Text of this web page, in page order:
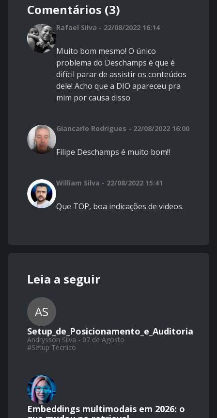
Comentários (3)
Rafael Silva - 22/08/2022 16:14
Muito bom mesmo! O único
problema do Deschamps é que é
difícil parar de assistir os conteúdos
dele! Acho que a DIO apareceu pra
mim por causa disso.
Giancarlo Rodrigues - 22/08/2022 16:00
Filipe Deschamps é muito bom!!
William Silva - 22/08/2022 15:41
Que TOP, boa indicações de videos.
Leia a seguir
AS
Setup_de_Posicionamento_e_Auditoria
Andrysson Silva - 07 de Agosto
#Setup Técnico
Embeddings multimodais em 2026: o